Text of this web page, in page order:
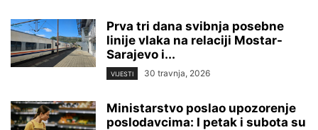
Prva tri dana svibnja posebne
linije vlaka na relaciji Mostar-
Sarajevo i...
VIJESTI 30 travnja, 2026
Ministarstvo poslao upozorenje
poslodavcima: I petak i subota su